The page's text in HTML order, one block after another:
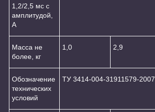
1,2/2,5 мс с
амплитудой,
А
Масса не
более, кг
1,0 2,9
Обозначение
технических
условий
ТУ 3414-004-31911579-2007